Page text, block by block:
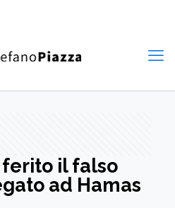
il falso
ad Hamas